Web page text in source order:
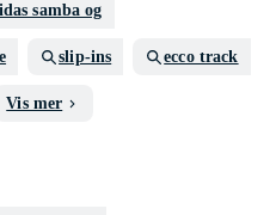
samba og
slip-ins ecco track
Vis mer